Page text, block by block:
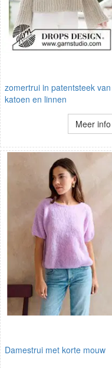
zomertrui in patentsteek van
katoen en linnen
Meer info
Damestrui met korte mouw